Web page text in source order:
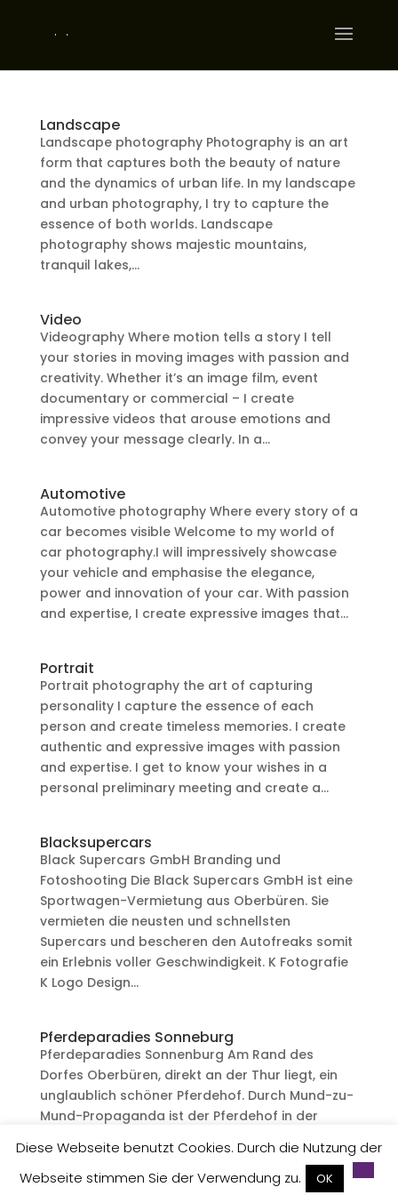
Landscape
Landscape photography Photography is an art
form that captures both the beauty of nature
and the dynamics of urban life. In my landscape
and urban photography, I try to capture the
essence of both worlds. Landscape
photography shows majestic mountains,
tranquil lakes,...
Video
Videography Where motion tells a story I tell
your stories in moving images with passion and
creativity. Whether it’s an image film, event
documentary or commercial – I create
impressive videos that arouse emotions and
convey your message clearly. In a...
Automotive
Automotive photography Where every story of a
car becomes visible Welcome to my world of
car photography.I will impressively showcase
your vehicle and emphasise the elegance,
power and innovation of your car. With passion
and expertise, I create expressive images that...
Portrait
Portrait photography the art of capturing
personality I capture the essence of each
person and create timeless memories. I create
authentic and expressive images with passion
and expertise. I get to know your wishes in a
personal preliminary meeting and create a...
Blacksupercars
Black Supercars GmbH Branding und
Fotoshooting Die Black Supercars GmbH ist eine
Sportwagen-Vermietung aus Oberbüren. Sie
vermieten die neusten und schnellsten
Supercars und bescheren den Autofreaks somit
ein Erlebnis voller Geschwindigkeit. K Fotografie
K Logo Design...
Pferdeparadies Sonneburg
Pferdeparadies Sonnenburg Am Rand des
Dorfes Oberbüren, direkt an der Thur liegt, ein
unglaublich schöner Pferdehof. Durch Mund-zu-
Mund-Propaganda ist der Pferdehof in der
ist ein passender Imagefilm, um auch die
Menschen...
Diese Webseite benutzt Cookies. Durch die Nutzung der
Webseite stimmen Sie der Verwendung zu.
OK